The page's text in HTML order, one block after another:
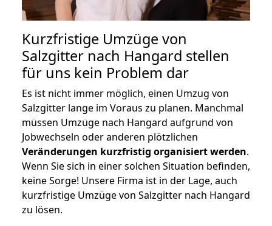
Kurzfristige Umzüge von
Salzgitter nach Hangard stellen
für uns kein Problem dar
Es ist nicht immer möglich, einen Umzug von
Salzgitter lange im Voraus zu planen. Manchmal
müssen Umzüge nach Hangard aufgrund von
Jobwechseln oder anderen plötzlichen
Veränderungen kurzfristig organisiert werden.
Wenn Sie sich in einer solchen Situation befinden,
keine Sorge! Unsere Firma ist in der Lage, auch
kurzfristige Umzüge von Salzgitter nach Hangard
zu lösen.